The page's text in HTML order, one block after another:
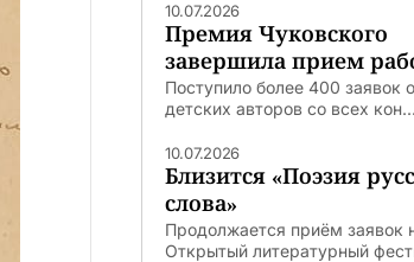
10.07.2026
Премия Чуковского
завершила прием
Поступило более 400 заявок
детских авторов со всех кон...
10.07.2026
Близится «Поэзия
слова»
Продолжается приём заявок
Открытый литературный